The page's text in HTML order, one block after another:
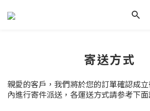
寄送方式
親愛的客戶，我們將於您的訂單確認成
內進行寄件派送，各運送方式請参考下